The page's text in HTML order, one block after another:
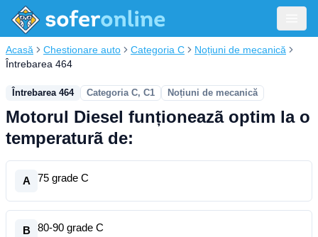
Acasă Chestionare auto Categoria C
Noțiuni de mecanică
Întrebarea 464
Întrebarea 464 Categoria C, C1 Noțiuni de mecanică
Motorul Diesel funționeazã optim la o
temperaturã de:
A 75 grade C
B 80-90 grade C